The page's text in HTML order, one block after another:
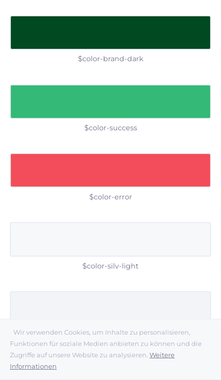
Wir verwenden Cookies, um Inhalte zu personalisieren,
Funktionen für soziale Medien anbieten zu können und die
Zugriffe auf unsere Website zu analysieren. Weitere
Informationen
$color-brand-dark
$color-success
$color-error
$color-silv-light
$color-silv-mid